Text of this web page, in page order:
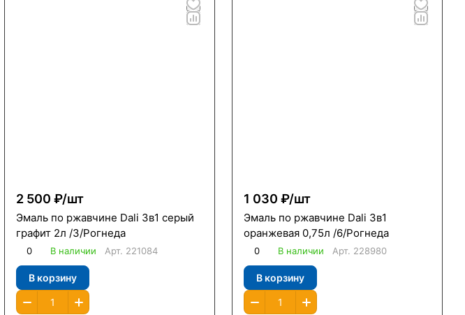
2 500 ₽/шт
Эмаль по ржавчине Dali 3в1 серый
графит 2л /3/Рогнеда
0 В наличии Арт. 221084
В корзину
1 030 ₽/шт
Эмаль по ржавчине Dali 3в1
оранжевая 0,75л /6/Рогнеда
0 В наличии Арт. 228980
В корзину